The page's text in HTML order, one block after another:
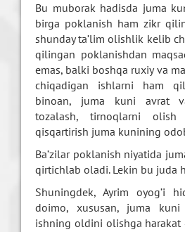
Bu muborak hadisda juma
birga poklanish ham zikr
shunday ta’lim olishlik kelib
qilingan poklanishdan
emas, balki boshqa ruxiy va
chiqadigan ishlarni ham
binoan, juma kuni avrat
tozalash, tirnoqlarni olish
qisqartirish juma kunining
Ba’zilar poklanish niyatida
qirtichlab oladi. Lekin bu juda
Shuningdek, Ayrim oyog’i
doimo, xususan, juma
ishning oldini olishga harakat